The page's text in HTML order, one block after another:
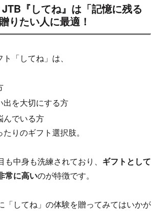
『してね』は「記憶に残る
りたい人に最適！
「してね」は、
出を大切にする方
んでいる方
りのギフト選択肢。
中身も洗練されており、 ギフトとして
常に高いのが特徴です。
「してね」の体験を贈ってみてはいかが